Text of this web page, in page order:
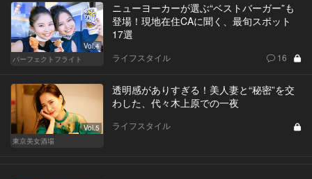
Vol.4
パーフェクトフライト
ニューヨーカーが選ぶ“ベストバーガー”も
登場！現地在住CAに聞く、最旬スポット
17選
ライフスタイル 16
Vol.5
東京美女酒場
透明感がありすぎる！美人妻と“秘密”を交
わした、代々木上原での一夜
ライフスタイル